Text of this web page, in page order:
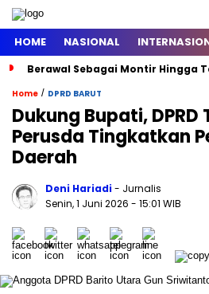
HOME NASIONAL
Berawal Sebagai Montir Hingga
Home / DPRD BARUT
Dukung Bupati, DPRD
Perusda Tingkatkan
Daerah
Deni Hariadi- Jurnalis
Senin, 1 Juni 2026 - 15:01 WIB